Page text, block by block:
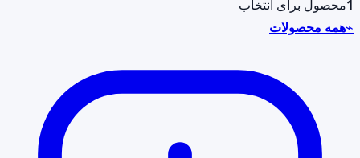
1محصول برای انتخاب
⌁همه محصولات